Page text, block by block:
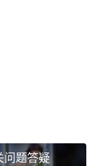
问题答疑